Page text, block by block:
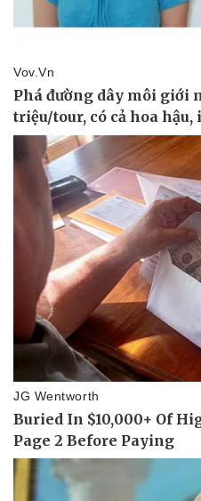
Văn học
Âm nhạc